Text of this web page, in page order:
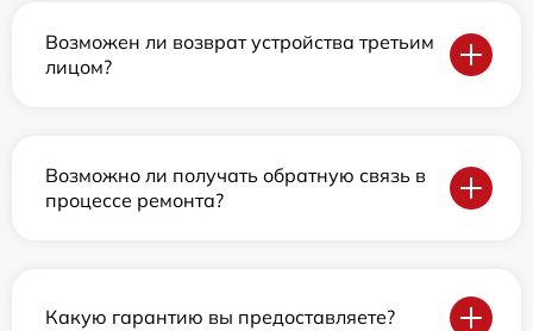
Возможен ли возврат устройства третьим
лицом?
Возможно ли получать обратную связь в
процессе ремонта?
Какую гарантию вы предоставляете?